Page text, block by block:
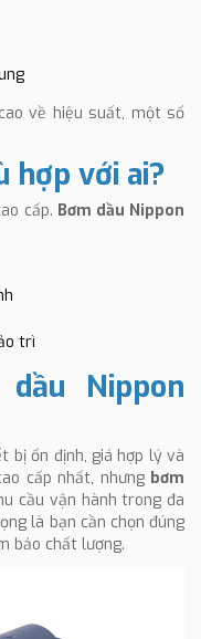
về hiệu suất, một số
hợp với ai?
cấp. Bơm dầu Nippon
trì
Nippon
bị ổn định, giá hợp lý và
cấp nhất, nhưng bơm
cầu vận hành trong đa
là bạn cần chọn đúng
bảo chất lượng.